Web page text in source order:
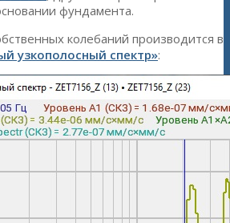
фундамента.
колебаний производится в
узкополосный спектр»: